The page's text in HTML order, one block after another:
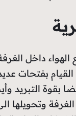
داخل
بفتحات
بقوة التبريد
وتحويلها